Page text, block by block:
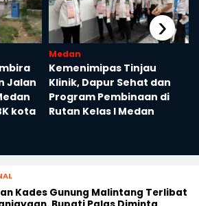
Jalan
kota
Medan
Kemenimipas Tinjau
Klinik, Dapur Sehat dan
Program Pembinaan di
Rutan Kelas I Medan
›
Kades Gunung Malintang Terlibat